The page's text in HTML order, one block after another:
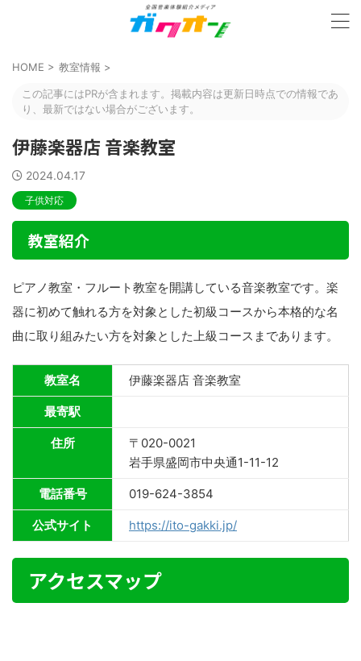
HOME > 教室情報 >
この記事にはPRが含まれます。掲載内容は更新日時点での情報であ
り、最新ではない場合がございます。
伊藤楽器店 音楽教室
2024.04.17
子供対応
教室紹介
ピアノ教室・フルート教室を開講している音楽教室です。楽
器に初めて触れる方を対象とした初級コースから本格的な名
曲に取り組みたい方を対象とした上級コースまであります。
教室名 伊藤楽器店 音楽教室
最寄駅
住所
〒020-0021
岩手県盛岡市中央通1-11-12
電話番号 019-624-3854
公式サイト https://ito-gakki.jp/
アクセスマップ